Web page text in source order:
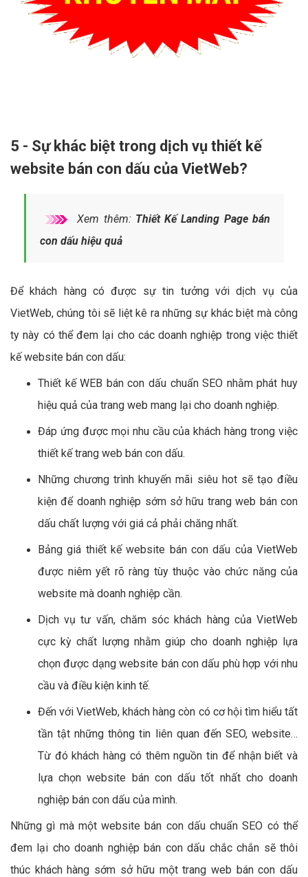
5 - Sự khác biệt trong dịch vụ thiết kế
website bán con dấu của VietWeb?
Xem thêm: Thiết Kế Landing Page bán
con dấu hiệu quả
Để khách hàng có được sự tin tưởng với dịch vụ của
VietWeb, chúng tôi sẽ liệt kê ra những sự khác biệt mà công
ty này có thể đem lại cho các doanh nghiệp trong việc thiết
kế website bán con dấu:
Thiết kế WEB bán con dấu chuẩn SEO nhằm phát huy
hiệu quả của trang web mang lại cho doanh nghiệp.
Đáp ứng được mọi nhu cầu của khách hàng trong việc
thiết kế trang web bán con dấu.
Những chương trình khuyến mãi siêu hot sẽ tạo điều
kiện để doanh nghiệp sớm sở hữu trang web bán con
dấu chất lượng với giá cả phải chăng nhất.
Bảng giá thiết kế website bán con dấu của VietWeb
được niêm yết rõ ràng tùy thuộc vào chức năng của
website mà doanh nghiệp cần.
Dịch vụ tư vấn, chăm sóc khách hàng của VietWeb
cực kỳ chất lượng nhằm giúp cho doanh nghiệp lựa
chọn được dạng website bán con dấu phù hợp với nhu
cầu và điều kiện kinh tế.
Đến với VietWeb, khách hàng còn có cơ hội tìm hiểu tất
tần tật những thông tin liên quan đến SEO, website…
Từ đó khách hàng có thêm nguồn tin để nhận biết và
lựa chọn website bán con dấu tốt nhất cho doanh
nghiệp bán con dấu của mình.
Những gì mà một website bán con dấu chuẩn SEO có thể
đem lại cho doanh nghiệp bán con dấu chắc chắn sẽ thôi
thúc khách hàng sớm sở hữu một trang web bán con dấu